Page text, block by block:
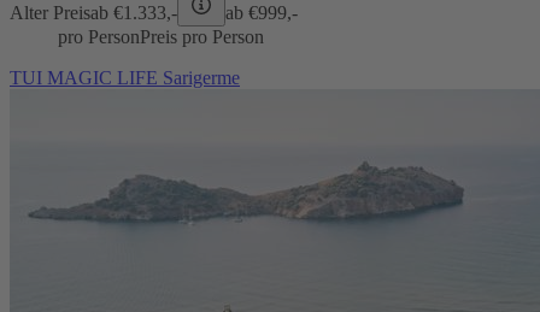
Alter Preisab €1.333,- ab €999,-
pro PersonPreis pro Person
TUI MAGIC LIFE Sarigerme